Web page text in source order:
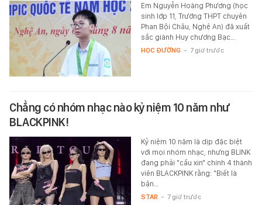
Em Nguyễn Hoàng Phương (học
sinh lớp 11, Trường THPT chuyên
Phan Bội Châu, Nghệ An) đã xuất
sắc giành Huy chương Bạc…
HỌC ĐƯỜNG - 7 giờ trước
Chẳng có nhóm nhạc nào kỷ niệm 10 năm như
BLACKPINK!
Kỷ niệm 10 năm là dịp đặc biệt
với mọi nhóm nhạc, nhưng BLINK
đang phải "cầu xin" chính 4 thành
viên BLACKPINK rằng: "Biết là
bận…
STAR - 7 giờ trước